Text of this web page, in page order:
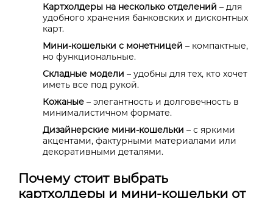
Картхолдеры на несколько отделений – для
удобного хранения банковских и дисконтных
карт.
Мини-кошельки с монетницей – компактные,
но функциональные.
Складные модели – удобны для тех, кто хочет
иметь все под рукой.
Кожаные – элегантность и долговечность в
минималистичном формате.
Дизайнерские мини-кошельки – с яркими
акцентами, фактурными материалами или
декоративными деталями.
Почему стоит выбрать
картхолдеры и мини-кошельки от